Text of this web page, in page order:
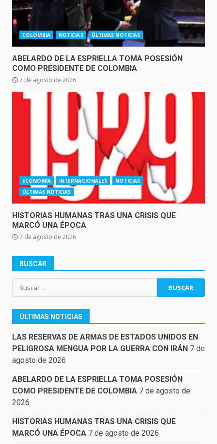
COLOMBIA NOTICIAS ÚLTIMAS NOTICIAS
ABELARDO DE LA ESPRIELLA TOMA POSESIÓN
COMO PRESIDENTE DE COLOMBIA
7 de agosto de 2026
ECONOMÍA INTERNACIONALES
NOTICIAS
ÚLTIMAS NOTICIAS
HISTORIAS HUMANAS TRAS UNA CRISIS QUE
MARCÓ UNA ÉPOCA
7 de agosto de 2026
BUSCAR
Buscar:
ÚLTIMAS NOTICIAS
LAS RESERVAS DE ARMAS DE ESTADOS UNIDOS EN
PELIGROSA MENGUA POR LA GUERRA CON IRÁN 7 de
agosto de 2026
ABELARDO DE LA ESPRIELLA TOMA POSESIÓN
COMO PRESIDENTE DE COLOMBIA 7 de agosto de
2026
HISTORIAS HUMANAS TRAS UNA CRISIS QUE
MARCÓ UNA ÉPOCA 7 de agosto de 2026